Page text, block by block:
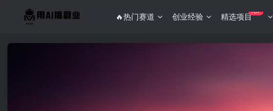
🔥热门赛道 创业经验 精选项目TOP